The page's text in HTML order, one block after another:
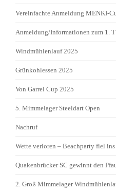
Vereinfachte Anmeldung MENKI-
Anmeldung/Informationen zum 1.
Windmühlenlauf 2025
Grünkohlessen 2025
Von Garrel Cup 2025
5. Mimmelager Steeldart Open
Nachruf
Wette verloren – Beachparty fiel ins
Quakenbrücker SC gewinnt den
2. Groß Mimmelager